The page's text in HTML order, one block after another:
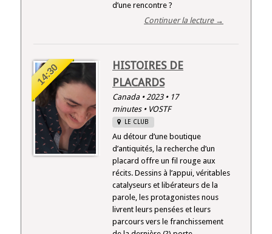
d’une rencontre ?
Continuer la lecture →
14:30
HISTOIRES DE
PLACARDS
Canada • 2023 • 17
minutes • VOSTF
LE CLUB
Au détour d’une boutique
d’antiquités, la recherche d’un
placard offre un fil rouge aux
récits. Dessins à l’appui, véritables
catalyseurs et libérateurs de la
parole, les protagonistes nous
livrent leurs pensées et leurs
parcours vers le franchissement